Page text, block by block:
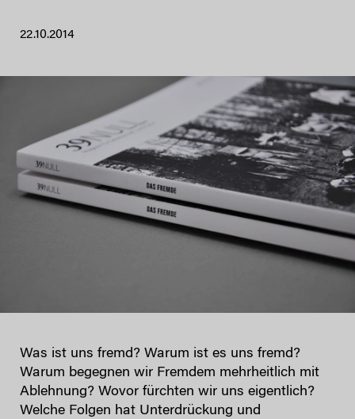
22.10.2014
Was ist uns fremd? Warum ist es uns fremd?
Warum begegnen wir Fremdem mehrheitlich mit
Ablehnung? Wovor fürchten wir uns eigentlich?
Welche Folgen hat Unterdrückung und